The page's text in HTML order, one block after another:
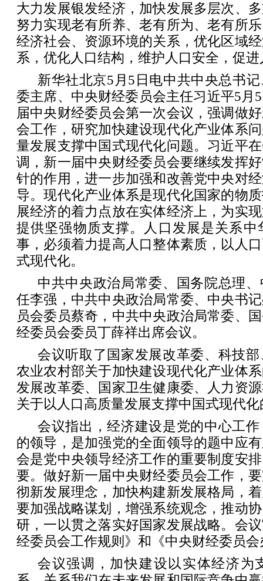
大力发展银发经济，加快发展多层次、
努力实现老有所养、老有所为、老有所
经济社会、资源环境的关系，优化区域
系，优化人口结构，维护人口安全，促
新华社北京5月5日电中共中央总书
委主席、中央财经委员会主任习近平5月
届中央财经委员会第一次会议，强调做
会工作，研究加快建设现代化产业体系
量发展支撑中国式现代化问题。习近平
调，新一届中央财经委员会要继续发挥
针的作用，进一步加强和改善党中央对
导。现代化产业体系是现代化国家的物
展经济的着力点放在实体经济上，为实
提供坚强物质支撑。人口发展是关系中
事，必须着力提高人口整体素质，以人
式现代化。
中共中央政治局常委、国务院总理
任李强，中共中央政治局常委、中央书
员会委员蔡奇，中共中央政治局常委、
经委员会委员丁薛祥出席会议。
会议听取了国家发展改革委、科技
农业农村部关于加快建设现代化产业体
发展改革委、国家卫生健康委、人力资
关于以人口高质量发展支撑中国式现代
会议指出，经济建设是党的中心工
的领导，是加强党的全面领导的题中应
会是党中央领导经济工作的重要制度安
要。做好新一届中央财经委员会工作，
彻新发展理念，加快构建新发展格局，
要加强战略谋划，增强系统观念，推动
研，一以贯之落实好国家发展战略。会
经委员会工作规则》和《中央财经委员
会议强调，加快建设以实体经济为